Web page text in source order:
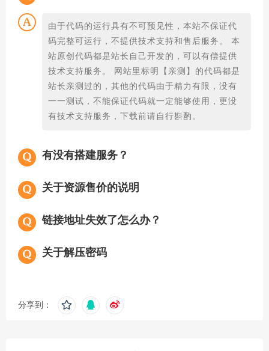
由于代码的运行具有不可预见性，本站不保证代
码完整可运行，不提供技术支持和售后服务。 本
站原创代码都是站长自己开发的，可以有偿提供
技术支持服务。 网站里标明【亲测】的代码都是
站长亲测过的，其他的代码由于精力有限，没有
一一测试，不能保证代码就一定能够使用，更没
有技术支持服务，下载前请自行斟酌。
有没有搭建服务？
关于资源售价的说明
链接地址失效了怎么办？
关于解压密码
分享到：